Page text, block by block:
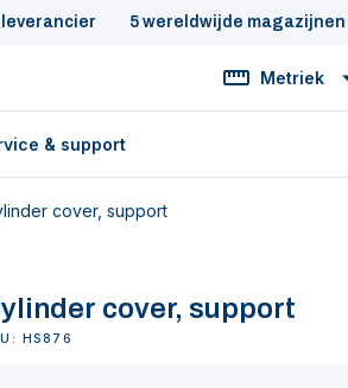
5 wereldwijde magazijnen
Metriek
& support
cover, support
cover, support
HS876